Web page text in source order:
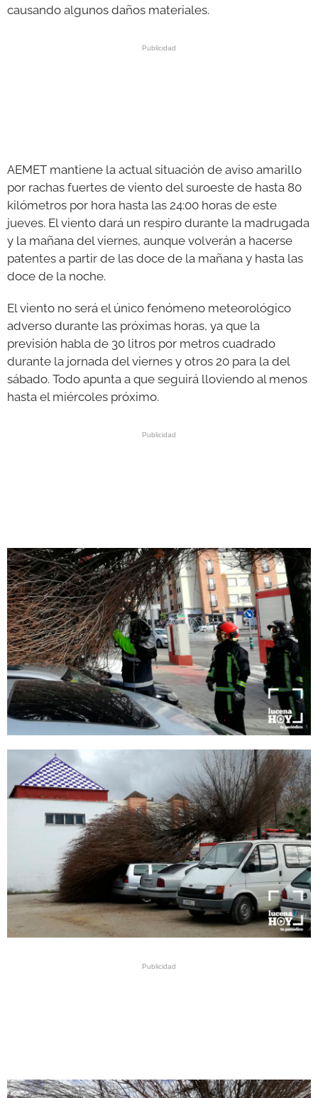
causando algunos daños materiales.
AEMET mantiene la actual situación de aviso amarillo
por rachas fuertes de viento del suroeste de hasta 80
kilómetros por hora hasta las 24:00 horas de este
jueves. El viento dará un respiro durante la madrugada
y la mañana del viernes, aunque volverán a hacerse
patentes a partir de las doce de la mañana y hasta las
doce de la noche.
El viento no será el único fenómeno meteorológico
adverso durante las próximas horas, ya que la
previsión habla de 30 litros por metros cuadrado
durante la jornada del viernes y otros 20 para la del
sábado. Todo apunta a que seguirá lloviendo al menos
hasta el miércoles próximo.